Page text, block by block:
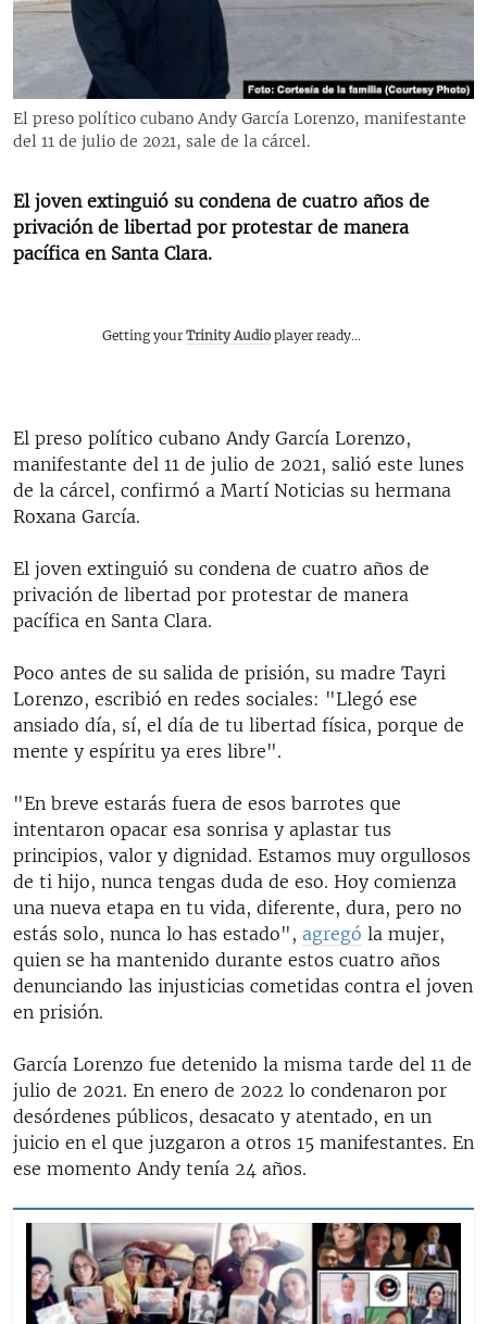
RADIO MARTÍ
ESPECIALES
ESPECIALES
LA REALIDAD DE LA VIVIENDA EN CUBA
KENTU-CUBANO
LOS SANTOS DE HIALEAH
LA INVASIÓN DE RUSIA A UCRANIA
MULTIMEDIA
EDITORIALES
SÍGUENOS
El preso político cubano Andy García Lorenzo, manifestante
del 11 de julio de 2021, sale de la cárcel.
El joven extinguió su condena de cuatro años de
privación de libertad por protestar de manera
pacífica en Santa Clara.
Getting yourTrinity Audio player ready...
El preso político cubano Andy García Lorenzo,
manifestante del 11 de julio de 2021, salió este lunes
de la cárcel, confirmó a Martí Noticias su hermana
Roxana García.
El joven extinguió su condena de cuatro años de
privación de libertad por protestar de manera
pacífica en Santa Clara.
Poco antes de su salida de prisión, su madre Tayri
Lorenzo, escribió en redes sociales: "Llegó ese
ansiado día, sí, el día de tu libertad física, porque de
mente y espíritu ya eres libre".
"En breve estarás fuera de esos barrotes que
intentaron opacar esa sonrisa y aplastar tus
principios, valor y dignidad. Estamos muy orgullosos
de ti hijo, nunca tengas duda de eso. Hoy comienza
una nueva etapa en tu vida, diferente, dura, pero no
estás solo, nunca lo has estado", agregó la mujer,
quien se ha mantenido durante estos cuatro años
denunciando las injusticias cometidas contra el joven
en prisión.
García Lorenzo fue detenido la misma tarde del 11 de
julio de 2021. En enero de 2022 lo condenaron por
desórdenes públicos, desacato y atentado, en un
juicio en el que juzgaron a otros 15 manifestantes. En
ese momento Andy tenía 24 años.